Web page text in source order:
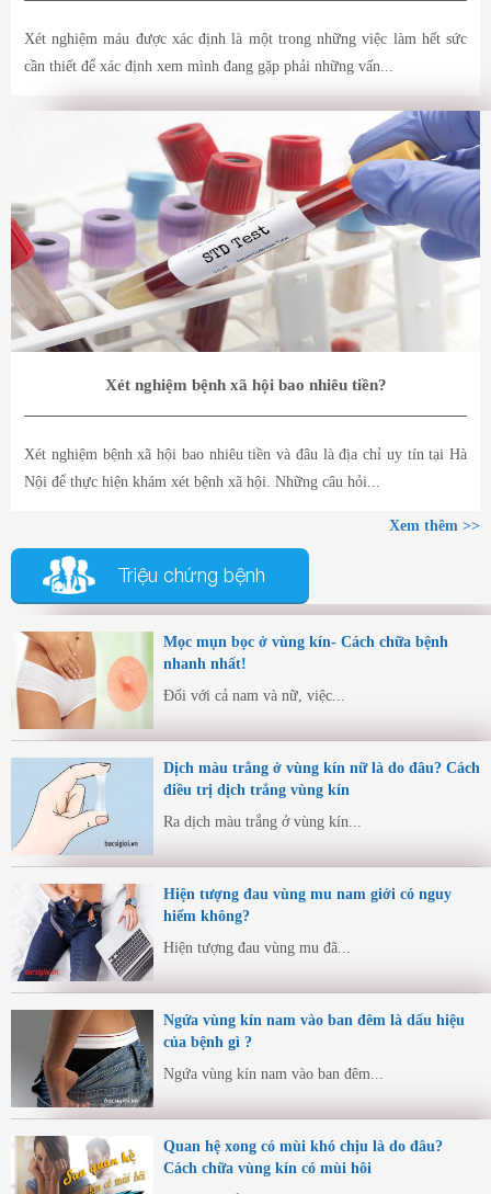
Xét nghiệm máu được xác định là một trong những việc làm hết sức
cần thiết để xác định xem mình đang gặp phải những vấn...
Xét nghiệm bệnh xã hội bao nhiêu tiền?
Xét nghiệm bệnh xã hội bao nhiêu tiền và đâu là địa chỉ uy tín tại Hà
Nội để thực hiện khám xét bệnh xã hội. Những câu hỏi...
Xem thêm >>
Triệu chứng bệnh
Mọc mụn bọc ở vùng kín- Cách chữa bệnh
nhanh nhất!
Đối với cả nam và nữ, việc...
Dịch màu trắng ở vùng kín nữ là do đâu? Cách
điều trị dịch trắng vùng kín
Ra dịch màu trắng ở vùng kín...
Hiện tượng đau vùng mu nam giới có nguy
hiểm không?
Hiện tượng đau vùng mu đã...
Ngứa vùng kín nam vào ban đêm là dấu hiệu
của bệnh gì ?
Ngứa vùng kín nam vào ban đêm...
Quan hệ xong có mùi khó chịu là do đâu?
Cách chữa vùng kín có mùi hôi